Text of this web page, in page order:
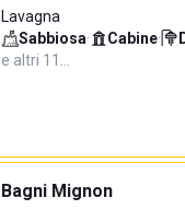
Lavagna
Sabbiosa· Cabine·
e altri 11…
Bagni Mignon